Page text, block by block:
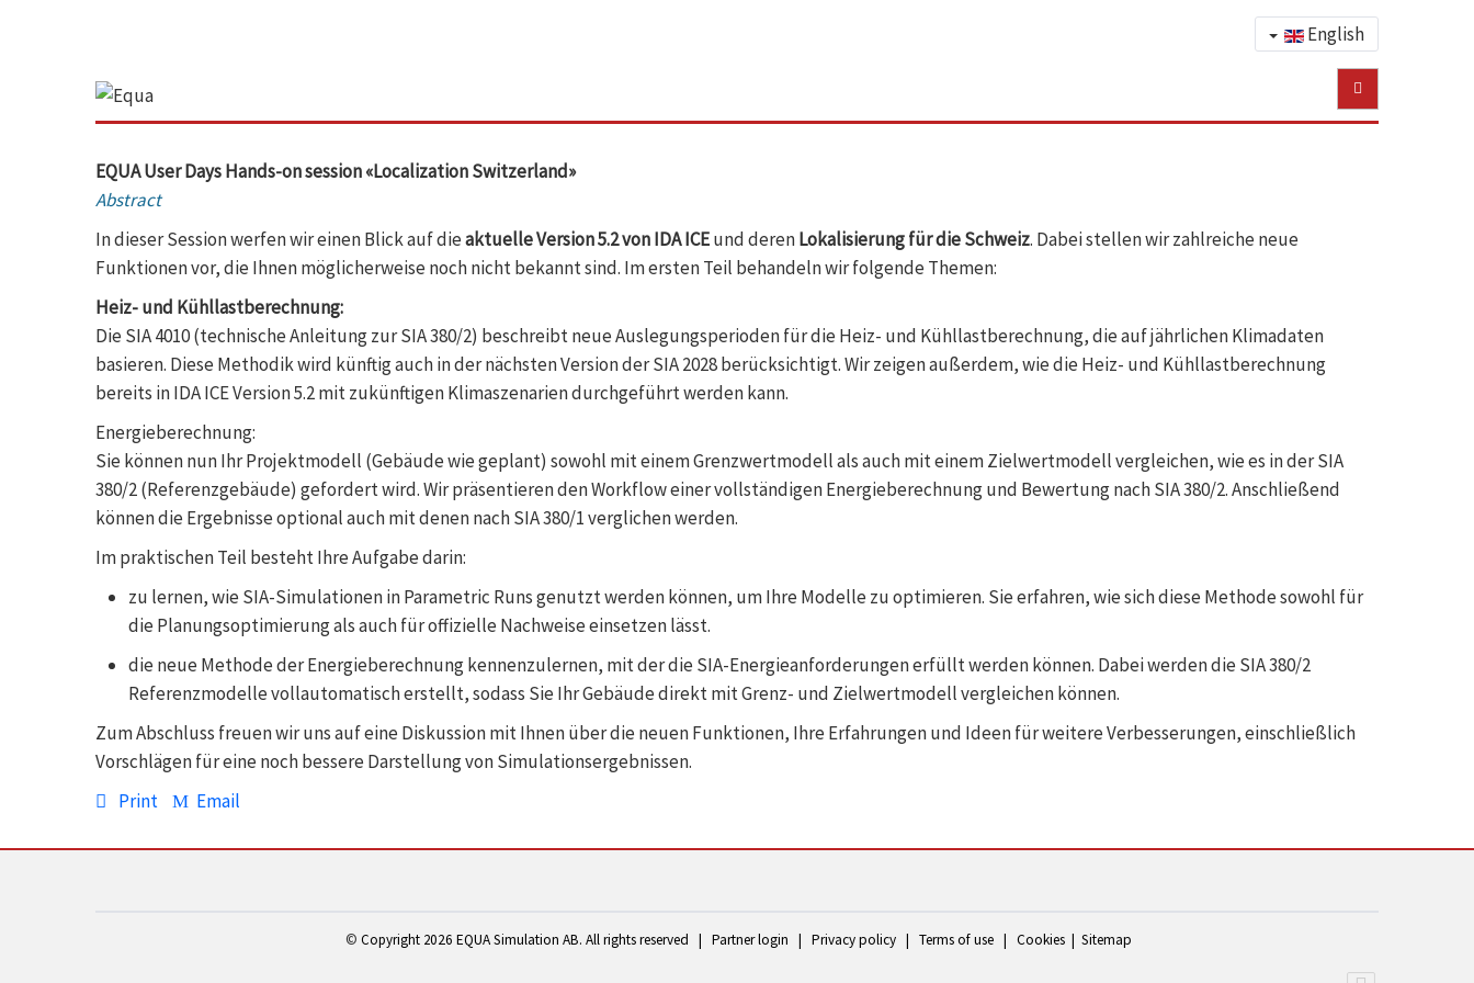
English
EQUA User Days Hands-on session «Localization Switzerland»
Abstract
In dieser Session werfen wir einen Blick auf dieaktuelle Version 5.2 von IDA ICEund derenLokalisierung für die Schweiz. Dabei stellen wir zahlreiche neue
Funktionen vor, die Ihnen möglicherweise noch nicht bekannt sind. Im ersten Teil behandeln wir folgende Themen:
Heiz- und Kühllastberechnung:
Die SIA 4010 (technische Anleitung zur SIA 380/2) beschreibt neue Auslegungsperioden für die Heiz- und Kühllastberechnung, die auf jährlichen Klimadaten
basieren. Diese Methodik wird künftig auch in der nächsten Version der SIA 2028 berücksichtigt. Wir zeigen außerdem, wie die Heiz- und Kühllastberechnung
bereits in IDA ICE Version 5.2 mit zukünftigen Klimaszenarien durchgeführt werden kann.
Energieberechnung:
Sie können nun Ihr Projektmodell (Gebäude wie geplant) sowohl mit einem Grenzwertmodell als auch mit einem Zielwertmodell vergleichen, wie es in der SIA
380/2 (Referenzgebäude) gefordert wird. Wir präsentieren den Workflow einer vollständigen Energieberechnung und Bewertung nach SIA 380/2. Anschließend
können die Ergebnisse optional auch mit denen nach SIA 380/1 verglichen werden.
Im praktischen Teil besteht Ihre Aufgabe darin:
zu lernen, wie SIA-Simulationen in Parametric Runs genutzt werden können, um Ihre Modelle zu optimieren. Sie erfahren, wie sich diese Methode sowohl für
die Planungsoptimierung als auch für offizielle Nachweise einsetzen lässt.
die neue Methode der Energieberechnung kennenzulernen, mit der die SIA-Energieanforderungen erfüllt werden können. Dabei werden die SIA 380/2
Referenzmodelle vollautomatisch erstellt, sodass Sie Ihr Gebäude direkt mit Grenz- und Zielwertmodell vergleichen können.
Zum Abschluss freuen wir uns auf eine Diskussion mit Ihnen über die neuen Funktionen, Ihre Erfahrungen und Ideen für weitere Verbesserungen, einschließlich
Vorschlägen für eine noch bessere Darstellung von Simulationsergebnissen.
Print
Email
© Copyright 2026 EQUA Simulation AB. All rights reserved | Partner login | Privacy policy | Terms of use | Cookies | Sitemap